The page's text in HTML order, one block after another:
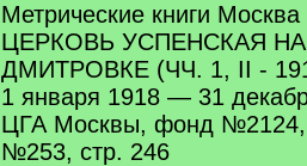
Метрические книги Москва
ЦЕРКОВЬ УСПЕНСКАЯ
ДМИТРОВКЕ (ЧЧ. 1, II -
1 января 1918 — 31
ЦГА Москвы, фонд
№253, стр. 246